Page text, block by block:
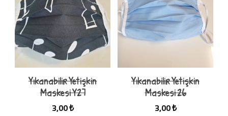
Yıkanabilir Yetişkin
Maskesi Y27
3,00 ₺
Yıkanabilir Yetişkin
Maskesi 26
3,00 ₺